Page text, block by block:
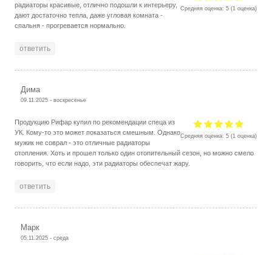
Средняя оценка:5 (1 оценка)
радиаторы красивые, отлично подошли к интерьеру,
дают достаточно тепла, даже угловая комната -
спальня - прогревается нормально.
ответить
Дима
09.11.2025 - воскресенье
Средняя оценка:5 (1 оценка)
Продукцию Рифар купил по рекомендации спеца из
УК. Кому-то это может показаться смешным. Однако
мужик не соврал - это отличные радиаторы
отопления. Хоть и прошел только один отопительный сезон, но можно смело
говорить, что если надо, эти радиаторы обеспечат жару.
ответить
Марк
05.11.2025 - среда